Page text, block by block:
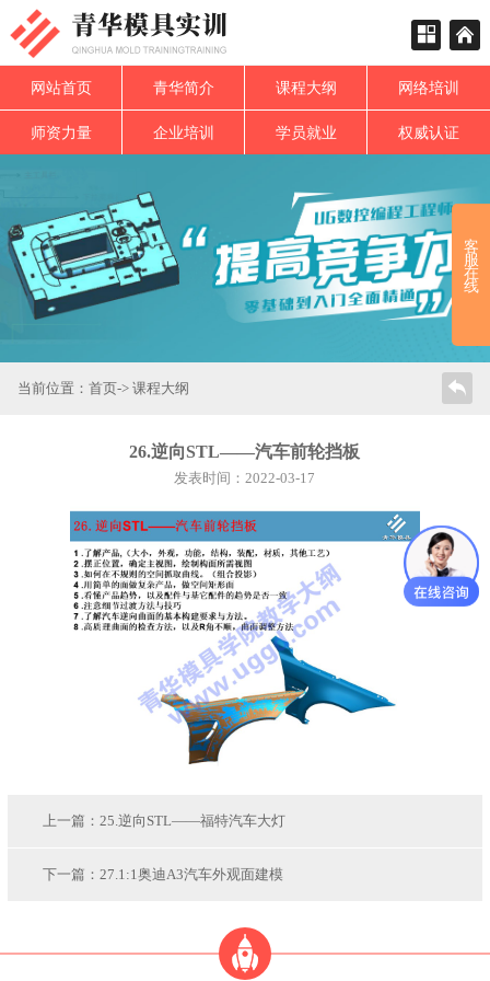
网站首页 青华简介 课程大纲 网络培训
师资力量 企业培训 学员就业 权威认证
当前位置： 首页-> 课程大纲
26.逆向STL——汽车前轮挡板
发表时间：2022-03-17
上一篇： 25.逆向STL——福特汽车大灯
下一篇： 27.1:1奥迪A3汽车外观面建模
客
服
在
线